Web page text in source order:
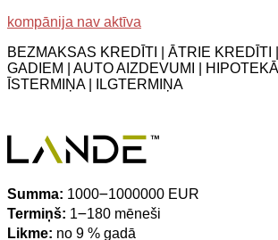
kompānija nav aktīva
BEZMAKSAS KREDĪTI | ĀTRIE KREDĪTI
GADIEM | AUTO AIZDEVUMI |
ĪSTERMIŅA | ILGTERMIŅA
Summa: 1000౼1000000 EUR
Termiņš: 1౼180 mēneši
Likme: no 9 % gadā